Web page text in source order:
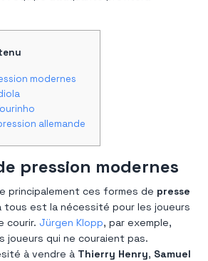
modernes
allemande
pression modernes
principalement ces formes de presse
tous est la nécessité pour les joueurs
courir. Jürgen Klopp, par exemple,
joueurs qui ne couraient pas.
à vendre à Thierry Henry, Samuel